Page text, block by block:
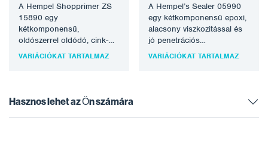
A Hempel Shopprimer ZS
15890 egy
kétkomponensű,
oldószerrel oldódó, cink-
etil-szilikátos, automatikus
különösen alkalmas
hegesztés…
VARIÁCIÓKAT TARTALMAZ
A Hempel’s Sealer 05990
egy kétkomponensű epoxi,
alacsony viszkozitással és
jó penetrációs
tulajdonságokkal. Megfelel
VARIÁCIÓKAT TARTALMAZ
Hasznos lehet az Ön számára